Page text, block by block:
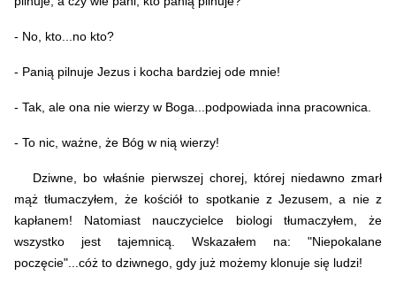
- No, kto...no kto?
- Panią pilnuje Jezus i kocha bardziej ode mnie!
- Tak, ale ona nie wierzy w Boga...podpowiada inna pracownica.
- To nic, ważne, że Bóg w nią wierzy!
Dziwne, bo właśnie pierwszej chorej, której niedawno zmarł
mąż tłumaczyłem, że kościół to spotkanie z Jezusem, a nie z
kapłanem! Natomiast nauczycielce biologi tłumaczyłem, że
wszystko jest tajemnicą. Wskazałem na: "Niepokalane
poczęcie"...cóż to dziwnego, gdy już możemy klonuje się ludzi!